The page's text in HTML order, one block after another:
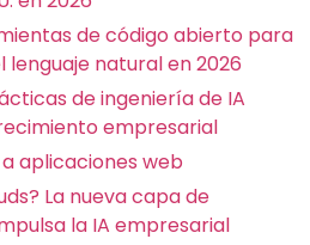
de código abierto para
natural en 2026
de ingeniería de IA
empresarial
aplicaciones web
La nueva capa de
la IA empresarial